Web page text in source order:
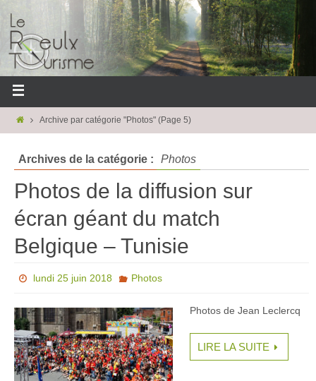
Archive par catégorie "Photos"(Page 5)
Archives de la catégorie : Photos
Photos de la diffusion sur
écran géant du match
Belgique – Tunisie
lundi 25 juin 2018 Photos
Photos de Jean Leclercq
LIRE LA SUITE